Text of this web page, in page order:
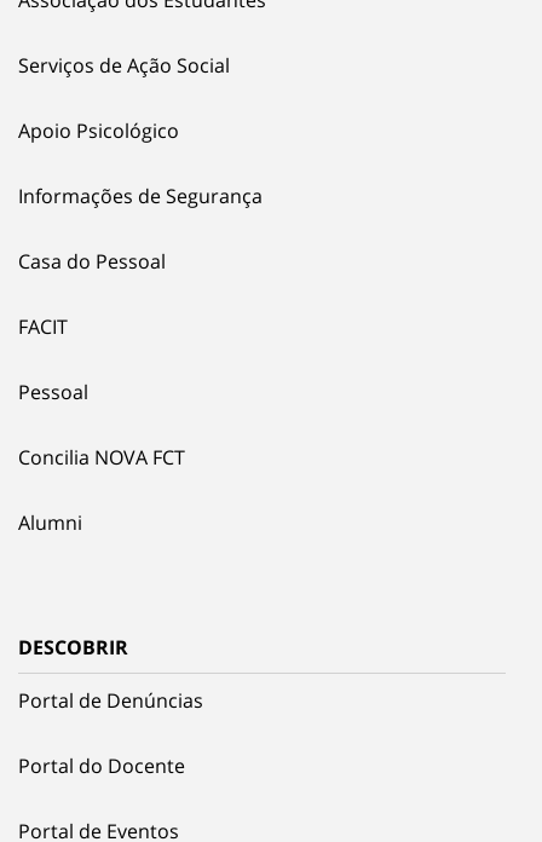
Serviços de Ação Social
Apoio Psicológico
Informações de Segurança
Casa do Pessoal
FACIT
Pessoal
Concilia NOVA FCT
Alumni
DESCOBRIR
Portal de Denúncias
Portal do Docente
Portal de Eventos